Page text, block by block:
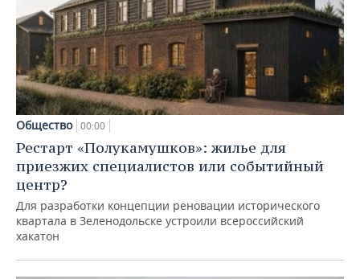
Общество 00:00
Рестарт «Полукамушков»: жилье для
приезжих специалистов или событийный
центр?
Для разработки концепции реновации исторического
квартала в Зеленодольске устроили всероссийский
хакатон